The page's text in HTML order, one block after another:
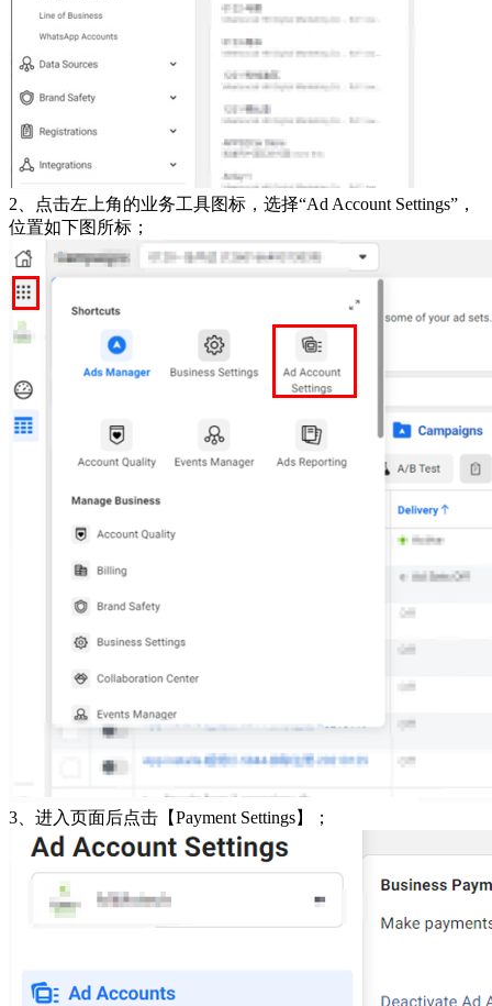
2、点击左上角的业务工具图标，选择“Ad Account Settings”，
位置如下图所标；
3、进入页面后点击【Payment Settings】；